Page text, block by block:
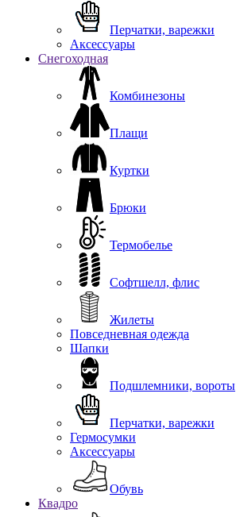
Перчатки, варежки
Аксессуары
Снегоходная
Комбинезоны
Плащи
Куртки
Брюки
Термобелье
Софтшелл, флис
Жилеты
Повседневная одежда
Шапки
Подшлемники, вороты
Перчатки, варежки
Гермосумки
Аксессуары
Обувь
Квадро